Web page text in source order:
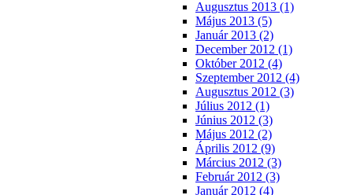
Augusztus 2013 (1)
Május 2013 (5)
Január 2013 (2)
December 2012 (1)
Október 2012 (4)
Szeptember 2012 (4)
Augusztus 2012 (3)
Július 2012 (1)
Június 2012 (3)
Május 2012 (2)
Április 2012 (9)
Március 2012 (3)
Február 2012 (3)
Január 2012 (4)